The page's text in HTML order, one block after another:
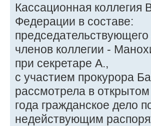
Кассационная коллегия
Федерации в составе:
членов коллегии -
при секретаре А.,
с участием прокурора
рассмотрела в
года гражданское дело
недействующим